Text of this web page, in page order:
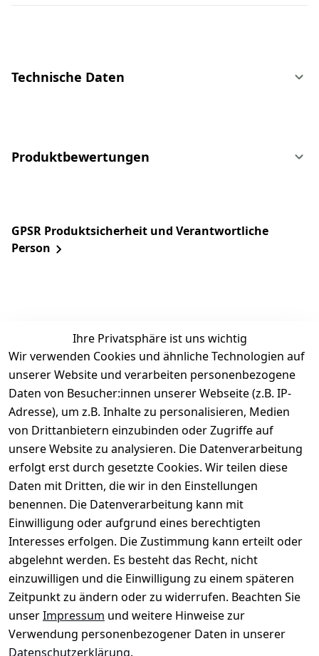
Technische Daten
Produktbewertungen
GPSR Produktsicherheit und Verantwortliche
Person
Ihre Privatsphäre ist uns wichtig
Wir verwenden Cookies und ähnliche Technologien auf
unserer Website und verarbeiten personenbezogene
Daten von Besucher:innen unserer Webseite (z.B. IP-
Adresse), um z.B. Inhalte zu personalisieren, Medien
von Drittanbietern einzubinden oder Zugriffe auf
unsere Website zu analysieren. Die Datenverarbeitung
erfolgt erst durch gesetzte Cookies. Wir teilen diese
Daten mit Dritten, die wir in den Einstellungen
benennen. Die Datenverarbeitung kann mit
Einwilligung oder aufgrund eines berechtigten
Interesses erfolgen. Die Zustimmung kann erteilt oder
abgelehnt werden. Es besteht das Recht, nicht
einzuwilligen und die Einwilligung zu einem späteren
Zeitpunkt zu ändern oder zu widerrufen. Beachten Sie
unserImpressum und weitere Hinweise zur
Verwendung personenbezogener Daten in unserer
Datenschutzerklärung.
Rechtliches
AGB
Impressum
Datenschutze
rklärung
Barrierefreihe
itserklärung
Widerrufsrec
ht
Service
Kontakt
Registrieren
Rechnungska
Kontakt
↺ 30 Tage
Widerrufsre
cht
Informatio
nen
Retourenlage
r: Eichenallee
3, 06184
Kabelsketal
Telefon: +49
1512 6260858
E-Mail:
info@konsyst
em.de
Blog und
Wissensdaten
bank
Über uns
★★★★☆
Top-Verkäufer
★★★★★
Bewertungen
Über 228.000